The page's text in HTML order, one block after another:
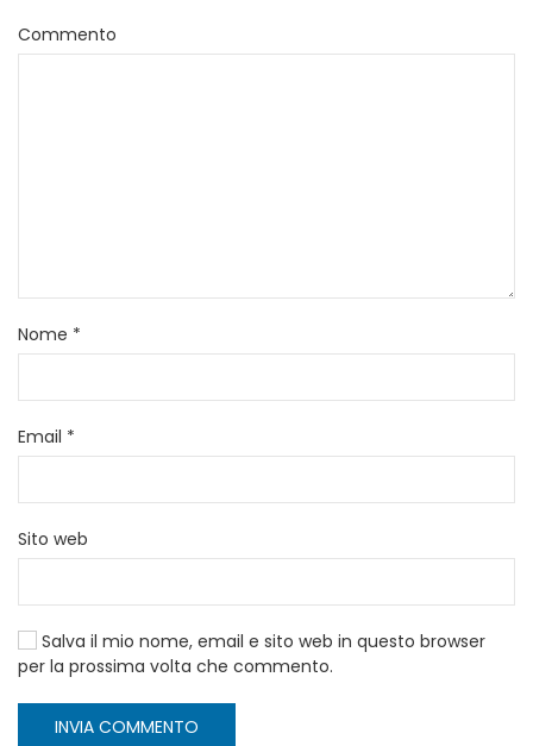
Commento
Nome *
Email *
Sito web
Salva il mio nome, email e sito web in questo browser
per la prossima volta che commento.
INVIA COMMENTO